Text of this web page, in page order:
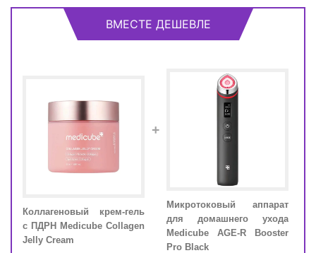
ВМЕСТЕ ДЕШЕВЛЕ
Коллагеновый крем-гель
с ПДРН Medicube Collagen
Jelly Cream
+
Микротоковый аппарат
для домашнего ухода
Medicube AGE-R Booster
Pro Black